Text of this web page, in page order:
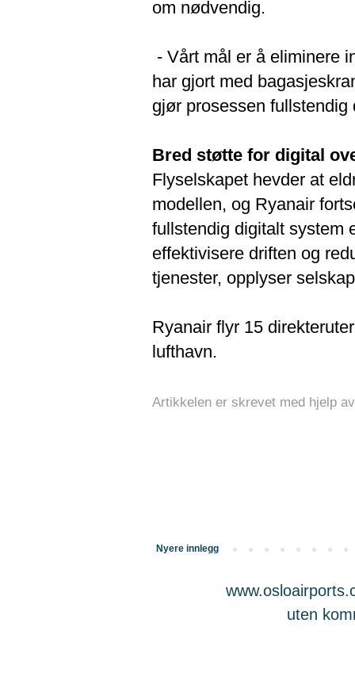
om nødvendig.
- Vårt mål er å eliminere
har gjort med
gjør prosessen
Bred støtte for digital
Flyselskapet hevder at
modellen, og Ryanair
fullstendig digitalt system
effektivisere driften og
tjenester, opplyser
Ryanair flyr 15
lufthavn.
Artikkelen er skrevet med hjelp
Nyere innlegg
uten